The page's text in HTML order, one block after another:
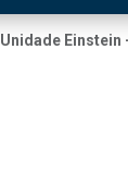
Unidade Einstein